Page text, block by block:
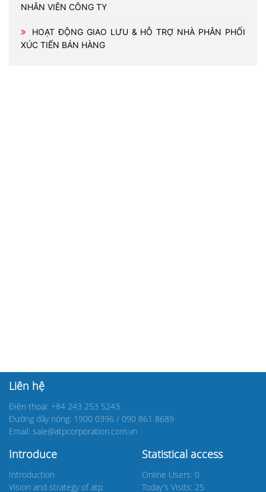
NHÂN VIÊN CÔNG TY
HOẠT ĐỘNG GIAO LƯU & HỖ TRỢ NHÀ PHÂN PHỐI
XÚC TIẾN BÁN HÀNG
Liên hệ
Điện thoại: +84 243 253 5243
Đường dây nóng: 1900 0396 / 090 861 8689
Email: sale@atpcorporation.com.vn
Introduce
Introduction
Vision and strategy of atp
Statistical access
Online Users: 0
Today’s Visits: 25